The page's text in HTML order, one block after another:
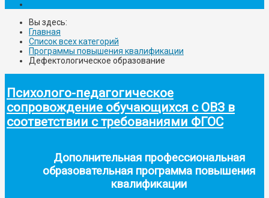
Вы здесь:
Главная
Список всех категорий
Программы повышения квалификации
Дефектологическое образование
Психолого-педагогическое
сопровождение обучающихся с ОВЗ в
соответствии с требованиями ФГОС
Дополнительная профессиональная
образовательная программа повышения
квалификации